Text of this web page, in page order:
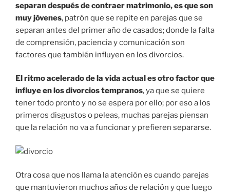
separan después de contraer matrimonio, es que son
muy jóvenes, patrón que se repite en parejas que se
separan antes del primer año de casados; donde la falta
de comprensión, paciencia y comunicación son
factores que también influyen en los divorcios.
El ritmo acelerado de la vida actual es otro factor que
influye en los divorcios tempranos, ya que se quiere
tener todo pronto y no se espera por ello; por eso a los
primeros disgustos o peleas, muchas parejas piensan
que la relación no va a funcionar y prefieren separarse.
Otra cosa que nos llama la atención es cuando parejas
que mantuvieron muchos años de relación y que luego